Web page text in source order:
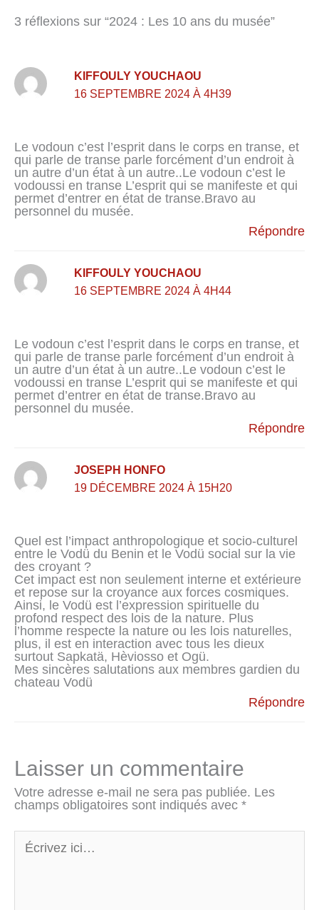
3 réflexions sur “2024 : Les 10 ans du musée”
KIFFOULY YOUCHAOU
16 SEPTEMBRE 2024 À 4H39
Le vodoun c’est l’esprit dans le corps en transe, et
qui parle de transe parle forcément d’un endroit à
un autre d’un état à un autre..Le vodoun c’est le
vodoussi en transe L’esprit qui se manifeste et qui
permet d’entrer en état de transe.Bravo au
personnel du musée.
Répondre
KIFFOULY YOUCHAOU
16 SEPTEMBRE 2024 À 4H44
Le vodoun c’est l’esprit dans le corps en transe, et
qui parle de transe parle forcément d’un endroit à
un autre d’un état à un autre..Le vodoun c’est le
vodoussi en transe L’esprit qui se manifeste et qui
permet d’entrer en état de transe.Bravo au
personnel du musée.
Répondre
JOSEPH HONFO
19 DÉCEMBRE 2024 À 15H20
Quel est l’impact anthropologique et socio-culturel
entre le Vodü du Benin et le Vodü social sur la vie
des croyant ?
Cet impact est non seulement interne et extérieure
et repose sur la croyance aux forces cosmiques.
Ainsi, le Vodü est l’expression spirituelle du
profond respect des lois de la nature. Plus
l’homme respecte la nature ou les lois naturelles,
plus, il est en interaction avec tous les dieux
surtout Sapkatä, Hèviosso et Ogü.
Mes sincères salutations aux membres gardien du
chateau Vodü
Répondre
Laisser un commentaire
Votre adresse e-mail ne sera pas publiée. Les
champs obligatoires sont indiqués avec *
Écrivez
ici…